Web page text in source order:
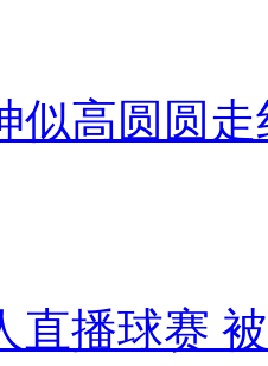
似高圆圆走
直播球赛